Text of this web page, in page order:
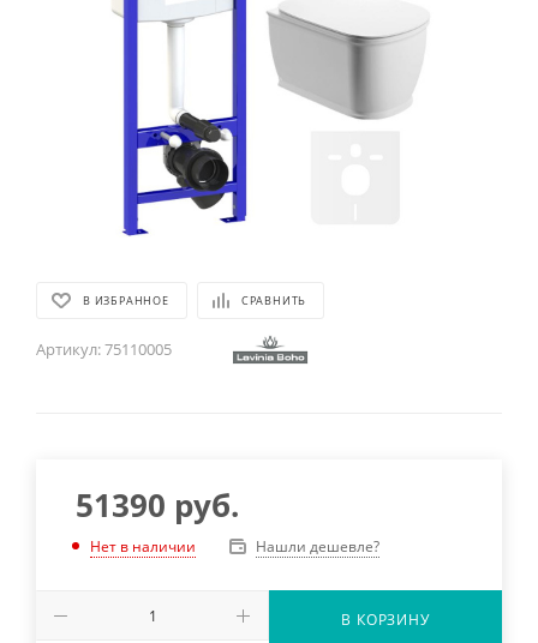
В ИЗБРАННОЕ СРАВНИТЬ
Артикул:75110005
51390 руб.
Нет в наличии Нашли дешевле?
В КОРЗИНУ